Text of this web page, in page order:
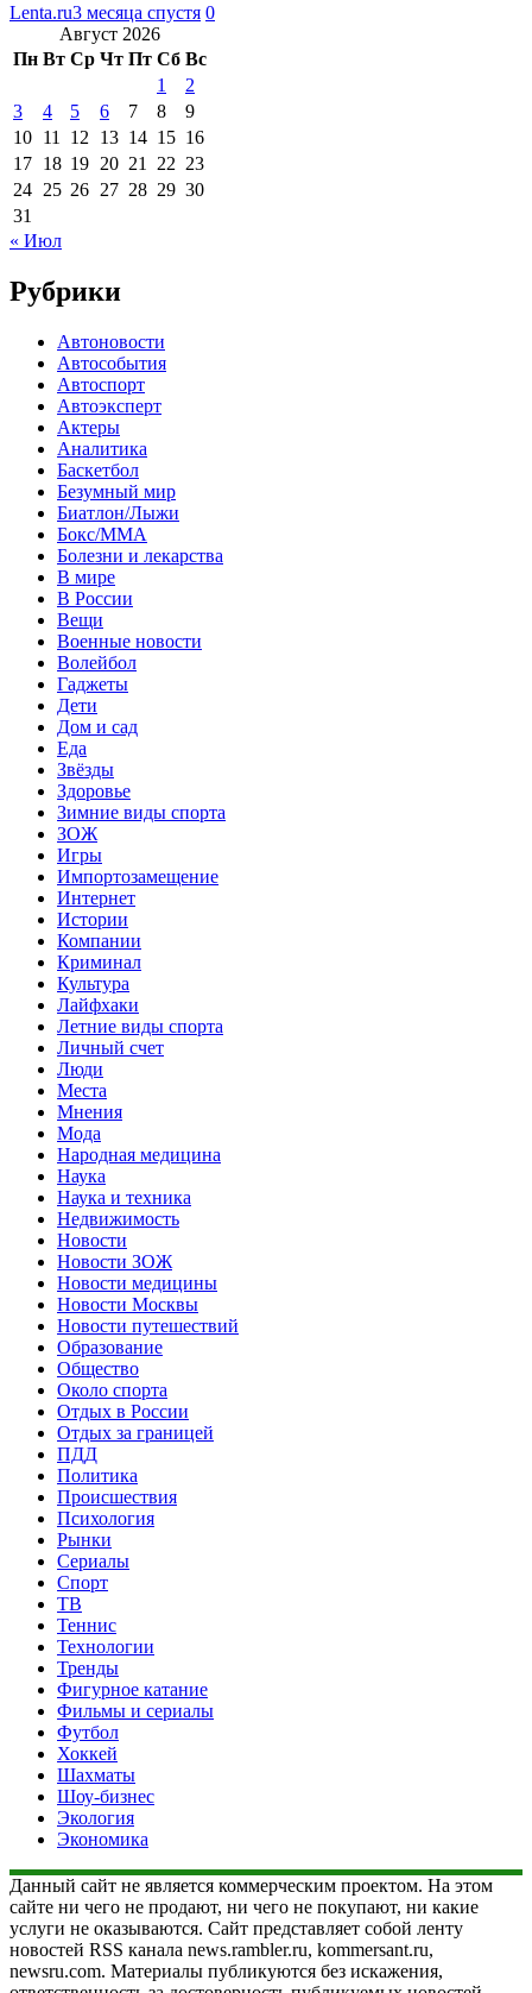
Lenta.ru3 месяца спустя 0
Август 2026
Пн Вт Ср Чт Пт Сб Вс
1
2
3
4 5 6 7 8
9
10 11 12 13 14 15 16
17 18 19 20 21 22 23
24 25 26 27 28 29 30
31
« Июл
Рубрики
Автоновости
Автособытия
Автоспорт
Автоэксперт
Актеры
Аналитика
Баскетбол
Безумный мир
Биатлон/Лыжи
Бокс/MMA
Болезни и лекарства
В мире
В России
Вещи
Военные новости
Волейбол
Гаджеты
Дети
Дом и сад
Еда
Звёзды
Здоровье
Зимние виды спорта
ЗОЖ
Игры
Импортозамещение
Интернет
Истории
Компании
Криминал
Культура
Лайфхаки
Летние виды спорта
Личный счет
Люди
Места
Мнения
Мода
Народная медицина
Наука
Наука и техника
Недвижимость
Новости
Новости ЗОЖ
Новости медицины
Новости Москвы
Новости путешествий
Образование
Общество
Около спорта
Отдых в России
Отдых за границей
ПДД
Политика
Происшествия
Психология
Рынки
Сериалы
Спорт
ТВ
Теннис
Технологии
Тренды
Фигурное катание
Фильмы и сериалы
Футбол
Хоккей
Шахматы
Шоу-бизнес
Экология
Экономика
Данный сайт не является коммерческим проектом. На этом
сайте ни чего не продают, ни чего не покупают, ни какие
услуги не оказываются. Сайт представляет собой ленту
новостей RSS канала news.rambler.ru, kommersant.ru,
newsru.com. Материалы публикуются без искажения,